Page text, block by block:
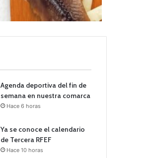
Agenda deportiva del fin de
semana en nuestra comarca
Hace 6 horas
Ya se conoce el calendario
de Tercera RFEF
Hace 10 horas